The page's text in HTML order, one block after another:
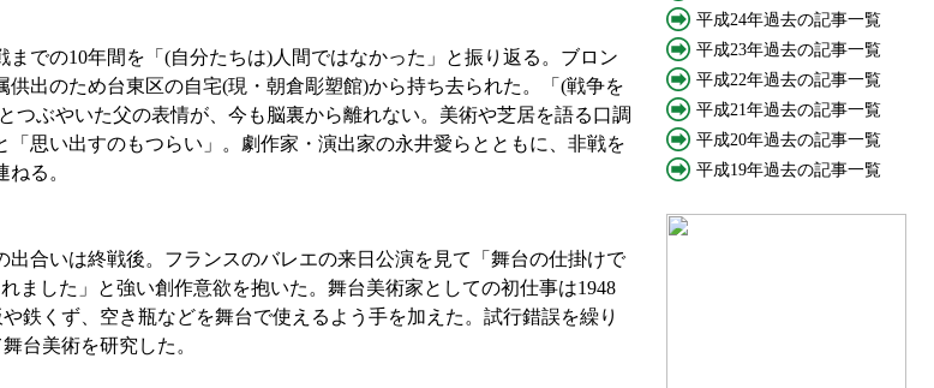
での10年間を「(自分たちは)人間ではなかった」と振り返る。ブロン
供出のため台東区の自宅(現・朝倉彫塑館)から持ち去られた。「(戦争を
つぶやいた父の表情が、今も脳裏から離れない。美術や芝居を語る口調
「思い出すのもつらい」。劇作家・演出家の永井愛らとともに、非戦を
る。
合いは終戦後。フランスのバレエの来日公演を見て「舞台の仕掛けで
ました」と強い創作意欲を抱いた。舞台美術家としての初仕事は1948
鉄くず、空き瓶などを舞台で使えるよう手を加えた。試行錯誤を繰り
台美術を研究した。
平成24年過去の記事一覧
平成23年過去の記事一覧
平成22年過去の記事一覧
平成21年過去の記事一覧
平成20年過去の記事一覧
平成19年過去の記事一覧